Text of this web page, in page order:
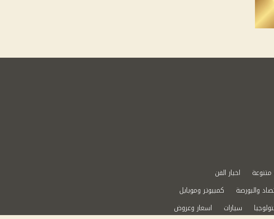
اخبار الفن
والبورصة
كمبيوتر وموبايل
سيارات اسعار وعروض